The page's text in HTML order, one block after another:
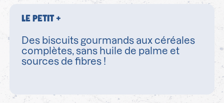
LE PETIT +
Des biscuits gourmands aux céréales
complètes, sans huile de palme et
sources de fibres !